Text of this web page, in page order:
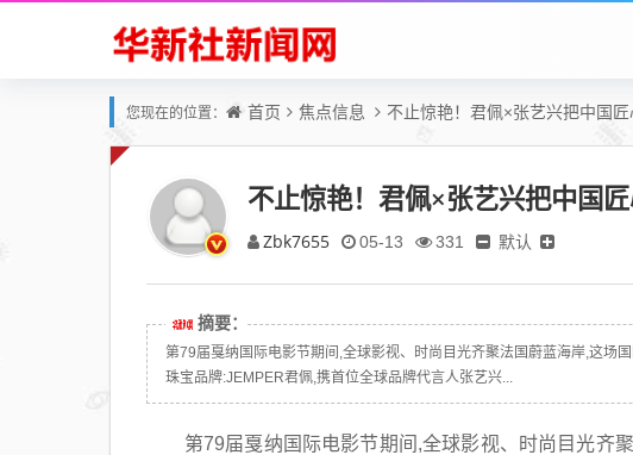
您现在的位置： 首页 焦点信息 不止惊艳！君佩×张艺兴把中国
不止惊艳！君佩×张艺兴把中国
Zbk7655 05-13 331 默认
摘要：
第79届戛纳国际电影节期间,全球影视、时尚目光齐聚法国蔚蓝海岸,这场
珠宝品牌:JEMPER君佩,携首位全球品牌代言人张艺兴...
第79届戛纳国际电影节期间,全球影视、时尚目光齐